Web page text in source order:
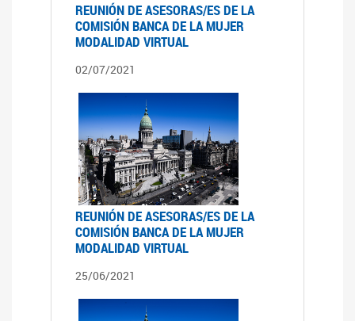
REUNIÓN DE ASESORAS/ES DE LA
COMISIÓN BANCA DE LA MUJER
MODALIDAD VIRTUAL
02/07/2021
REUNIÓN DE ASESORAS/ES DE LA
COMISIÓN BANCA DE LA MUJER
MODALIDAD VIRTUAL
25/06/2021